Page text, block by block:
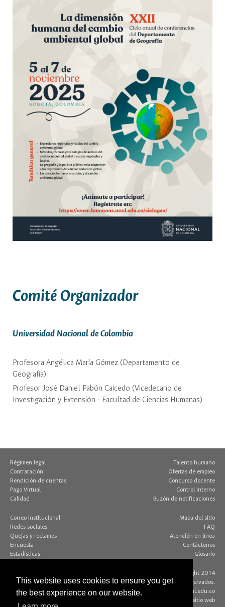
This website uses cookies to ensure you get
the best experience on our website.
Comité Organizador
Universidad Nacional de Colombia
Profesora Angélica María Gómez (Departamento de
Geografía)
Profesor José Daniel Pabón Caicedo (Vicedecano de
Investigación y Extensión - Facultad de Ciencias Humanas)
Régimen legal
Contratación
Rendición de cuentas
Pago Virtual
Calidad
Talento humano
Ofertas de empleo
Concurso docente
Control interno
Buzón de notificaciones
Correo institucional
Redes sociales
Quejas y reclamos
Encuesta
Estadísticas
Mapa del sitio
FAQ
Atención en línea
Contáctenos
Glosario
Dirección
Edif. 205 - Of. 117
© Copyright 2014
Algunos derechos reservados.
editorweb_fchbog@unal.edu.co
Acerca de este sitio web